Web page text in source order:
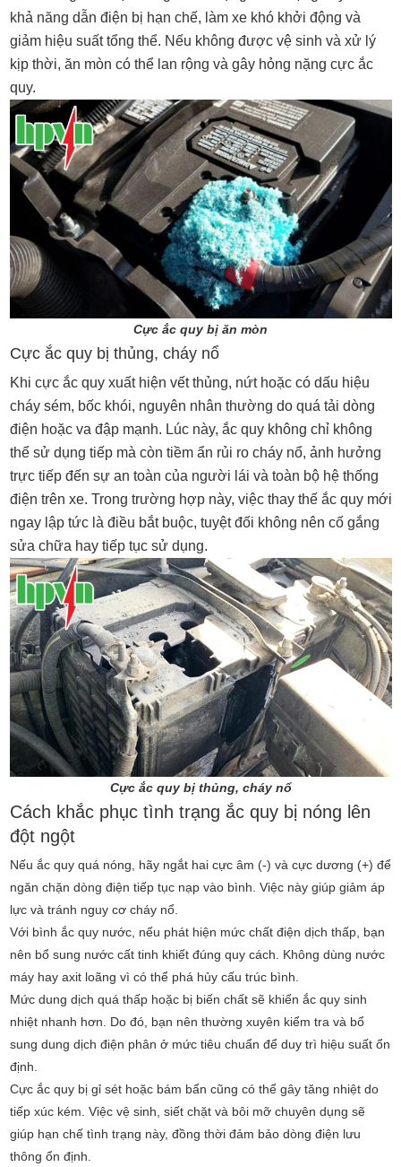
khả năng dẫn điện bị hạn chế, làm xe khó khởi động và
giảm hiệu suất tổng thể. Nếu không được vệ sinh và xử lý
kịp thời, ăn mòn có thể lan rộng và gây hỏng nặng cực ắc
quy.
Cực ắc quy bị ăn mòn
Cực ắc quy bị thủng, cháy nổ
Khi cực ắc quy xuất hiện vết thủng, nứt hoặc có dấu hiệu
cháy sém, bốc khói, nguyên nhân thường do quá tải dòng
điện hoặc va đập mạnh. Lúc này, ắc quy không chỉ không
thể sử dụng tiếp mà còn tiềm ẩn rủi ro cháy nổ, ảnh hưởng
trực tiếp đến sự an toàn của người lái và toàn bộ hệ thống
điện trên xe. Trong trường hợp này, việc thay thế ắc quy mới
ngay lập tức là điều bắt buộc, tuyệt đối không nên cố gắng
sửa chữa hay tiếp tục sử dụng.
Cực ắc quy bị thủng, cháy nổ
Cách khắc phục tình trạng ắc quy bị nóng lên
đột ngột
Nếu ắc quy quá nóng, hãy ngắt hai cực âm (-) và cực dương (+) để
ngăn chặn dòng điện tiếp tục nạp vào bình. Việc này giúp giảm áp
lực và tránh nguy cơ cháy nổ.
Với bình ắc quy nước, nếu phát hiện mức chất điện dịch thấp, bạn
nên bổ sung nước cất tinh khiết đúng quy cách. Không dùng nước
máy hay axit loãng vì có thể phá hủy cấu trúc bình.
Mức dung dịch quá thấp hoặc bị biến chất sẽ khiến ắc quy sinh
nhiệt nhanh hơn. Do đó, bạn nên thường xuyên kiểm tra và bổ
sung dung dịch điện phân ở mức tiêu chuẩn để duy trì hiệu suất ổn
định.
Cực ắc quy bị gỉ sét hoặc bám bẩn cũng có thể gây tăng nhiệt do
tiếp xúc kém. Việc vệ sinh, siết chặt và bôi mỡ chuyên dụng sẽ
giúp hạn chế tình trạng này, đồng thời đảm bảo dòng điện lưu
thông ổn định.